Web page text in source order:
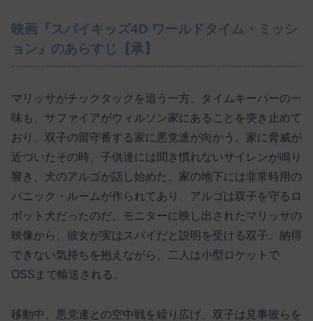
映画『スパイキッズ4D ワールドタイム・ミッシ
ョン』のあらすじ【承】
マリッサがチックタックを追う一方、タイムキーパーの一
味も、サファイアがウィルソン家にあることを突き止めて
おり、双子の留守番する家に悪党達が向かう。家に脅威が
近づいたその時、子供達には聞き慣れないサイレンが鳴り
響き、犬のアルゴが話し始めた。家の地下には非常時用の
パニック・ルームが作られてあり、アルゴは双子を守るロ
ボット犬だったのだ。モニターに映し出されたマリッサの
映像から、彼女が実はスパイだと説明を受ける双子。納得
できない気持ちを抱えながら、二人は小型ロケットで
OSSまで輸送される。
移動中、悪党達との空中戦を繰り広げ、双子は見事彼らを